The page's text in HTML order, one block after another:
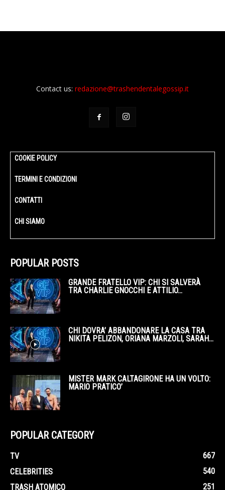
Contact us: redazione@trashendentalegossip.it
COOKIE POLICY
TERMINI E CONDIZIONI
CONTATTI
CHI SIAMO
POPULAR POSTS
GRANDE FRATELLO VIP: CHI SI SALVERÀ
TRA CHARLIE GNOCCHI E ATTILIO...
CHI DOVRA’ ABBANDONARE LA CASA TRA
NIKITA PELIZON, ORIANA MARZOLI, SARAH...
MISTER MARK CALTAGIRONE HA UN VOLTO:
MARIO PRATICO’
POPULAR CATEGORY
TV
667
CELEBRITIES
540
TRASH ATOMICO
251